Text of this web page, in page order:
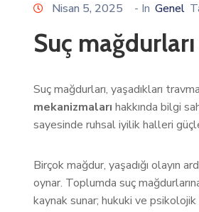
Nisan 5, 2025 - In Genel
Suç
Suç mağdurları, yaşadıkları
mekanizmaları hakkında bilgi
sayesinde ruhsal iyilik halleri
Birçok mağdur, yaşadığı olayın
oynar. Toplumda suç
kaynak sunar; hukuki ve psikolojik